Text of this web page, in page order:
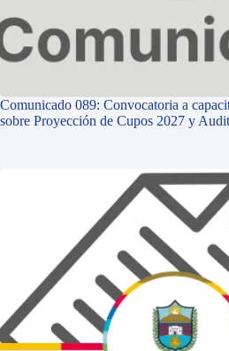
Comunicado 089: Convocatoria a
sobre Proyección de Cupos 2027 y